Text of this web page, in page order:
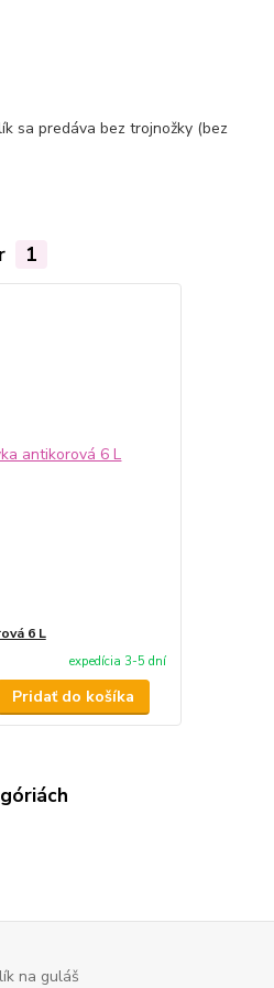
sa predáva bez trojnožky (bez
1
6 L
expedícia 3-5 dní
Pridať do košíka
na guláš